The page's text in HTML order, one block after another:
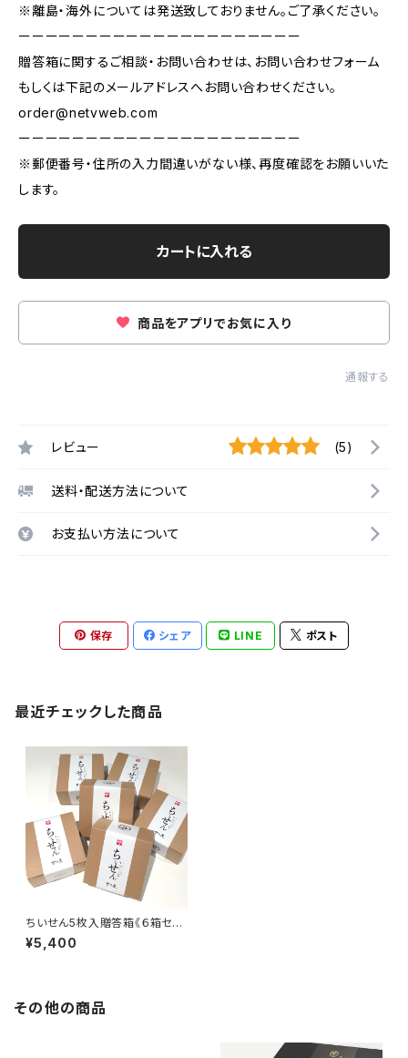
※離島・海外については発送致しておりません。ご了承ください。
ーーーーーーーーーーーーーーーーーーーーー
贈答箱に関するご相談・お問い合わせは、お問い合わせフォーム
もしくは下記のメールアドレスへお問い合わせください。
order@netvweb.com
ーーーーーーーーーーーーーーーーーーーーー
※郵便番号・住所の入力間違いがない様、再度確認をお願いいた
します。
カートに入れる
商品をアプリでお気に入り
通報する
レビュー (5)
送料・配送方法について
お支払い方法について
保存 シェア LINE ポスト
最近チェックした商品
ちいせん5枚入贈答箱《６箱セッ
ト》
¥5,400
その他の商品